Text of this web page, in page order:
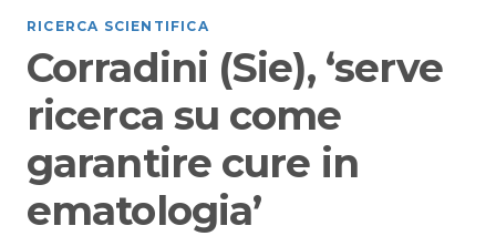
RICERCA SCIENTIFICA
Corradini (Sie), ‘serve
ricerca su come
garantire cure in
ematologia’